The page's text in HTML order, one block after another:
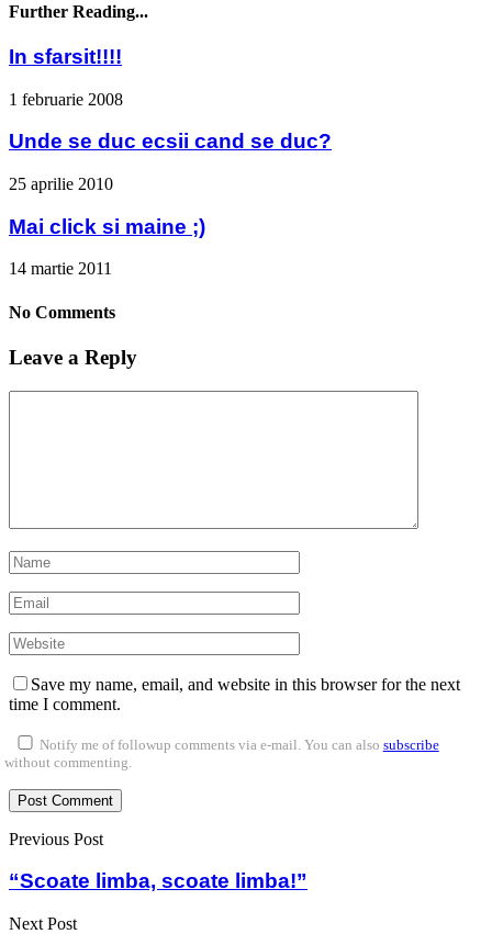
Further Reading...
In sfarsit!!!!
1 februarie 2008
Unde se duc ecsii cand se duc?
25 aprilie 2010
Mai click si maine ;)
14 martie 2011
No Comments
Leave a Reply
Save my name, email, and website in this browser for the next
time I comment.
Notify me of followup comments via e-mail. You can also subscribe
without commenting.
Previous Post
“Scoate limba, scoate limba!”
Next Post